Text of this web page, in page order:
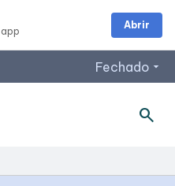
Fechado arrow_drop_down
search
Abrir